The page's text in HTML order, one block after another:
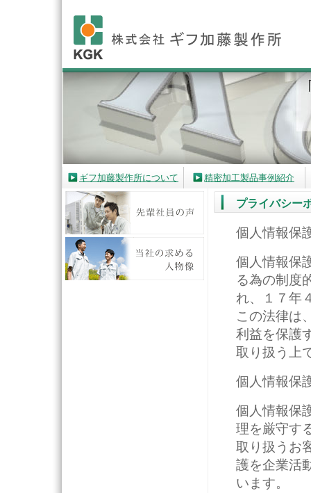
ギフ加藤製作所について 精密加工製品事例紹介
プライバシー
個人情報保
個人情報保
る為の制度
れ、１７年
この法律は
利益を保護
取り扱う上
個人情報保
個人情報保
理を厳守す
取り扱うお
護を企業活
います。